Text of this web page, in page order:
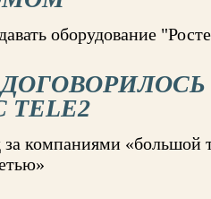
оборудование
за компаниями «большой